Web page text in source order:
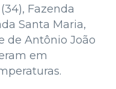
Fazenda
Santa Maria,
de Antônio João
em